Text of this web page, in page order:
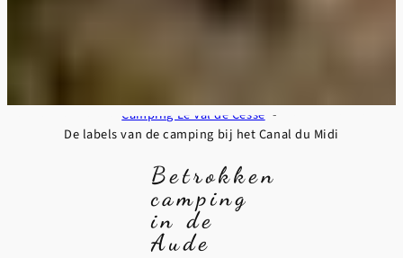
Camping Le Val de Cesse
De labels van de camping bij het Canal du Midi
Betrokken
camping
in de
Aude